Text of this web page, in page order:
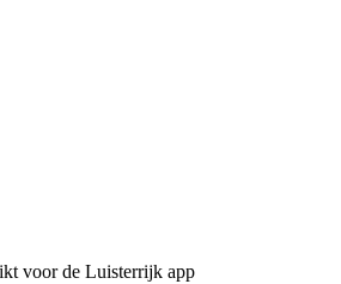
voor de Luisterrijk app